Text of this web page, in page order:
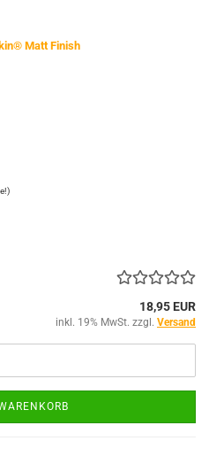
18,95 EUR
inkl. 19% MwSt. zzgl. Versand